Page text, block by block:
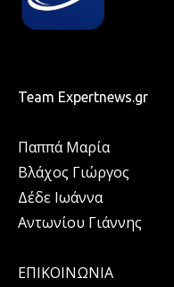
Team Expertnews.gr
Παππά Μαρία
Βλάχος Γιώργος
Δέδε Ιωάννα
Αντωνίου Γιάννης
ΕΠΙΚΟΙΝΩΝΙΑ